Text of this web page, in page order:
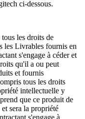
ci-dessous.
les droits de
les Livrables fournis en
s'engage à céder et
qu'il a ou peut
et fournis
tous les droits
intellectuelle y
que ce produit de
sera la propriété